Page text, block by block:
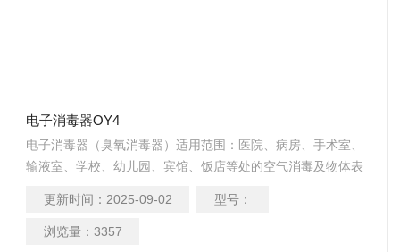
电子消毒器OY4
电子消毒器（臭氧消毒器）适用范围：医院、病房、手术室、
输液室、学校、幼儿园、宾馆、饭店等处的空气消毒及物体表
所。
更新时间： 2025-09-02 型号：
浏览量： 3357